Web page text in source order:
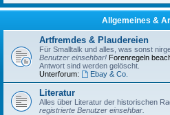
Allgemeines &
Artfremdes & Plaudereien
Für Smalltalk und alles, was sonst
Benutzer einsehbar! Forenregeln
Antwort sind werden gelöscht.
Unterforum:
Ebay & Co.
Literatur
Alles über Literatur der historischen
registrierte Benutzer einsehbar.